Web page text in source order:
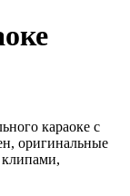
караоке с
оригинальные